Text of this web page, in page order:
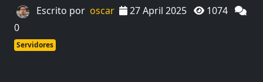
Escrito por oscar 27 April 2025
1074
0
Servidores